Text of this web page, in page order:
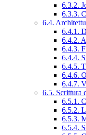
6.3.2.
6.3.3.
6.4.
6.4.1.
6.4.2.
6.4.3.
6.4.4.
6.4.5.
6.4.6.
6.4.7.
6.5. Scrittura
6.5.1.
6.5.2.
6.5.3.
6.5.4.